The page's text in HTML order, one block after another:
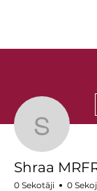
Shraa
0 Sekotāji 0